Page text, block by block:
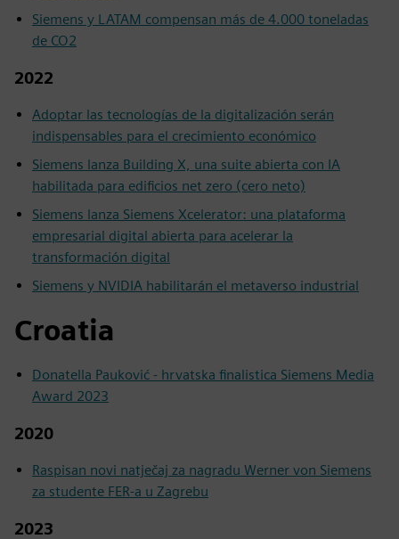
Siemens y LATAM compensan más de 4.000 toneladas
de CO2
2022
Adoptar las tecnologías de la digitalización serán
indispensables para el crecimiento económico
Siemens lanza Building X, una suite abierta con IA
habilitada para edificios net zero (cero neto)
Siemens lanza Siemens Xcelerator: una plataforma
empresarial digital abierta para acelerar la
transformación digital
Siemens y NVIDIA habilitarán el metaverso industrial
Croatia
Donatella Pauković - hrvatska finalistica Siemens Media
Award 2023
2020
Raspisan novi natječaj za nagradu Werner von Siemens
za studente FER-a u Zagrebu
2023